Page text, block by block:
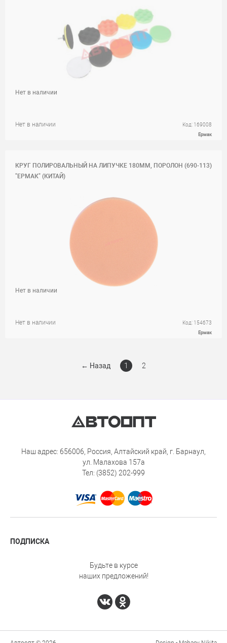
Нет в наличии Код: 169008
Ермак
Нет в наличии
КРУГ ПОЛИРОВАЛЬНЫЙ НА ЛИПУЧКЕ 180ММ, ПОРОЛОН (690-113)
"ЕРМАК" (КИТАЙ)
Нет в наличии Код: 154673
Ермак
Нет в наличии
← Назад 1 2
Наш адрес: 656006, Россия, Алтайский край, г. Барнаул,
ул. Малахова 157а
Тел: (3852) 202-999
ПОДПИСКА
Будьте в курсе
наших предложений!